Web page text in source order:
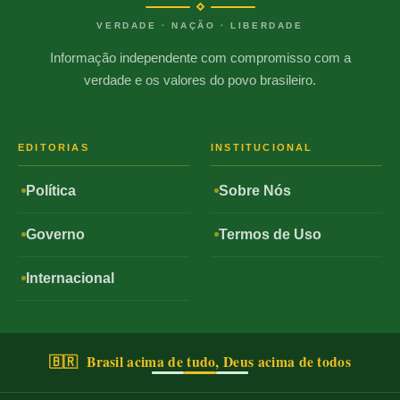
VERDADE · NAÇÃO · LIBERDADE
Informação independente com compromisso com a
verdade e os valores do povo brasileiro.
EDITORIAS
Política
Governo
Internacional
INSTITUCIONAL
Sobre Nós
Termos de Uso
🇧🇷 Brasil acima de tudo, Deus acima de todos